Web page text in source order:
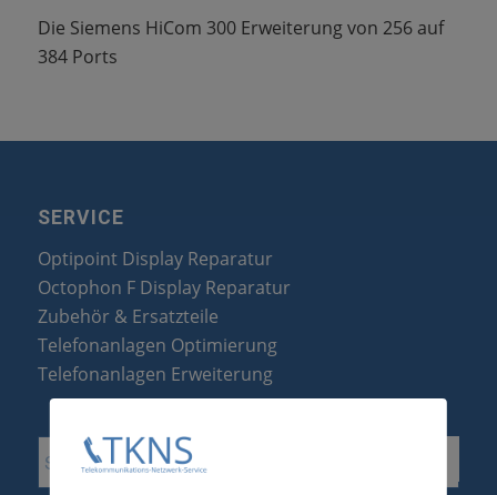
Die Siemens HiCom 300 Erweiterung von 256 auf
384 Ports
SERVICE
Optipoint Display Reparatur
Octophon F Display Reparatur
Zubehör & Ersatzteile
Telefonanlagen Optimierung
Telefonanlagen Erweiterung